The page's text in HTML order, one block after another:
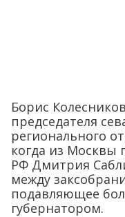
Борис
председателя
регионального
когда из Москвы
РФ Дмитрия
между
подавляющее
губернатором.